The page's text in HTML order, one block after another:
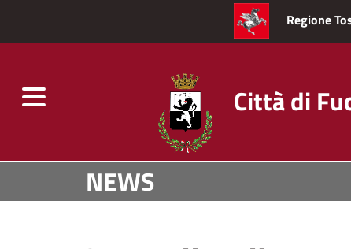
NEWS
Regione
Toggle
Città di